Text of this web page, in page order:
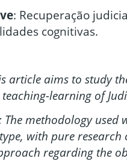
: Recuperação
cognitivas.
article aims to study
learning of
The methodology used
with pure
regarding the